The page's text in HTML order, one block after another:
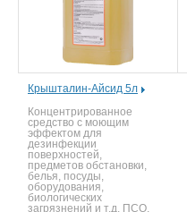
Крышталин-Айсид 5л
Концентрированное
средство с моющим
эффектом для
дезинфекции
поверхностей,
предметов обстановки,
белья, посуды,
оборудования,
биологических
загрязнений и т.д. ПСО,